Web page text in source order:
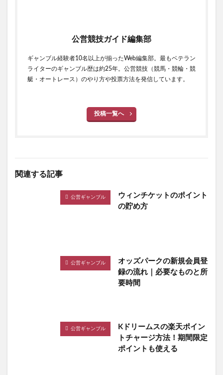
公営競技ガイド編集部
ギャンブル経験者10名以上が揃ったWeb編集部。最もベテラン
ライターのギャンブル歴は約25年。公営競技（競馬・競輪・競
艇・オートレース）のやり方や投票方法を発信しています。
投稿一覧へ
関連する記事
公営ギャンブル
ウィンチケットのポイント
の貯め方
公営ギャンブル
オッズパークの新規会員登
録の流れ｜必要なものと所
要時間
公営ギャンブル
Kドリームスの楽天ポイン
トチャージ方法！期間限定
ポイントも使える